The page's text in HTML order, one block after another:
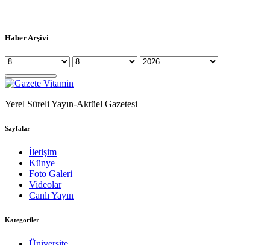
Haber Arşivi
Yerel Süreli Yayın-Aktüel Gazetesi
Sayfalar
İletişim
Künye
Foto Galeri
Videolar
Canlı Yayın
Kategoriler